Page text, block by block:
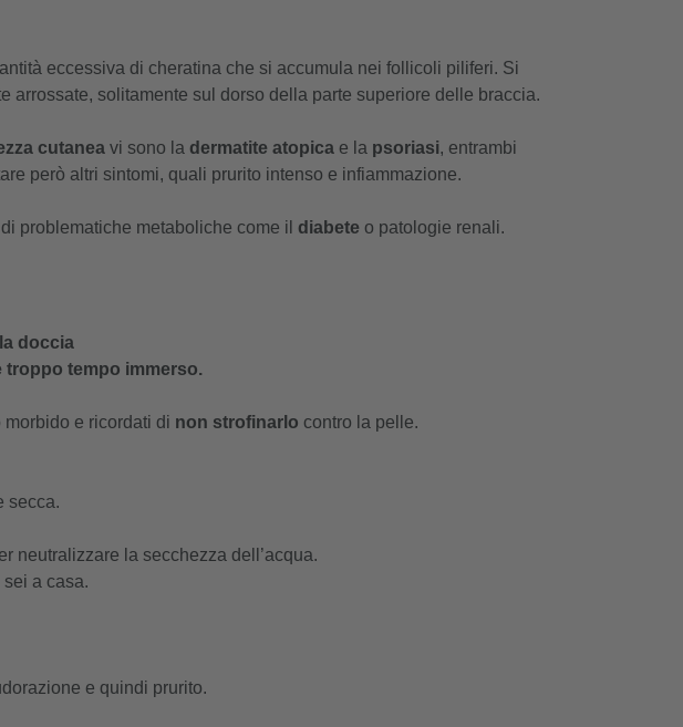
eccessiva di cheratina che si accumula nei follicoli piliferi. Si
arrossate, solitamente sul dorso della parte superiore delle braccia.
cutaneavi sono la dermatite atopicae la psoriasi, entrambi
però altri sintomi, quali prurito intenso e infiammazione.
problematiche metaboliche come il diabete o patologie renali.
doccia
troppo tempo immerso.
e ricordati di non strofinarlo contro la pelle.
secca.
neutralizzare la secchezza dell’acqua.
a casa.
e quindi prurito.